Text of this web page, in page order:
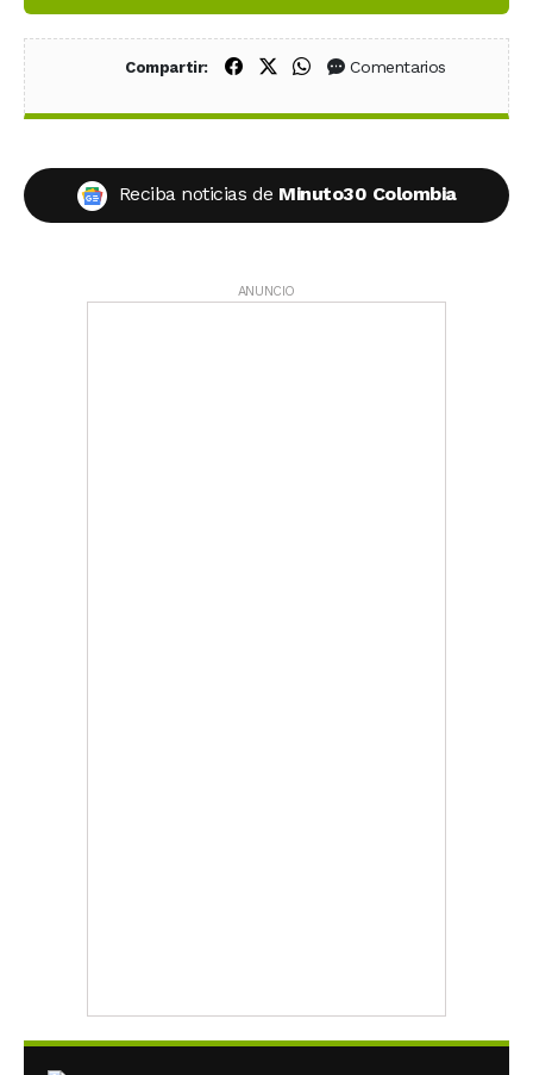
Compartir: Compartir en Facebook
Compartir en X (Twitter)
Compartir en WhatsApp
Comentarios
Reciba noticias de Minuto30 Colombia
ANUNCIO